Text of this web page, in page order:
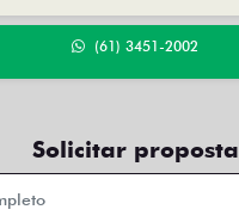
(61) 3451-2002
Solicitar proposta